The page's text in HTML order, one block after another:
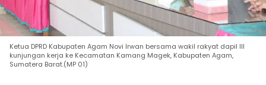
Ketua DPRD Kabupaten Agam Novi Irwan bersama wakil rakyat dapil III
kunjungan kerja ke Kecamatan Kamang Magek, Kabupaten Agam,
Sumatera Barat.(MP 01)